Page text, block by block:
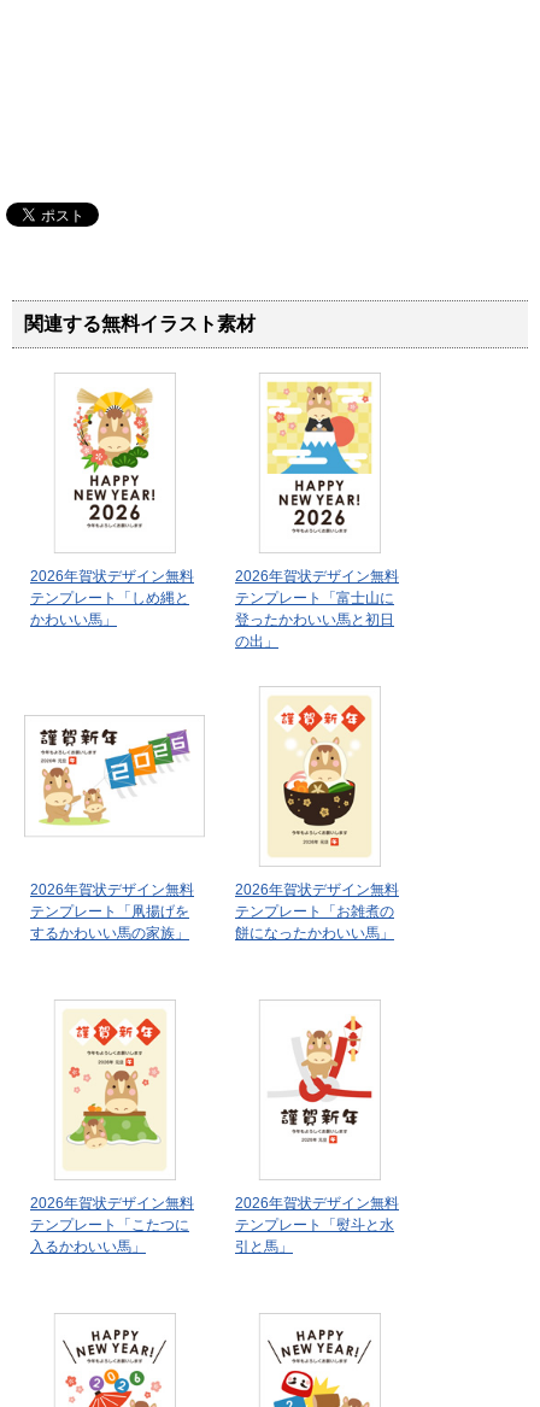
関連する無料イラスト素材
2026年賀状デザイン無料
テンプレート「しめ縄と
かわいい馬」
2026年賀状デザイン無料
テンプレート「富士山に
登ったかわいい馬と初日
の出」
2026年賀状デザイン無料
テンプレート「凧揚げを
するかわいい馬の家族」
2026年賀状デザイン無料
テンプレート「お雑煮の
餅になったかわいい馬」
2026年賀状デザイン無料
テンプレート「こたつに
入るかわいい馬」
2026年賀状デザイン無料
テンプレート「熨斗と水
引と馬」